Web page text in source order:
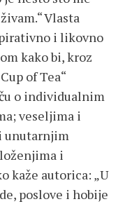
Vlasta
i likovno
kako bi, kroz
of Tea“
o individualnim
veseljima i
unutarnjim
i
kaže autorica: „U
poslove i hobije